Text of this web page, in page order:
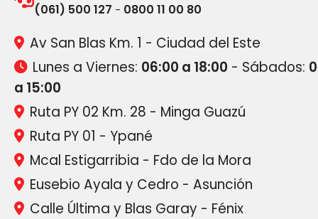
(061) 500 127 - 0800 11 00 80
Av San Blas Km. 1 - Ciudad del Este
Lunes a Viernes: 06:00 a 18:00 - Sábados:
a 15:00
Ruta PY 02 Km. 28 - Minga Guazú
Ruta PY 01 - Ypané
Mcal Estigarribia - Fdo de la Mora
Eusebio Ayala y Cedro - Asunción
Calle Última y Blas Garay - Fénix